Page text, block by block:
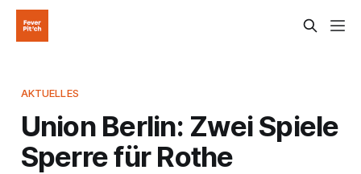
AKTUELLES
Union Berlin: Zwei Spiele
Sperre für Rothe